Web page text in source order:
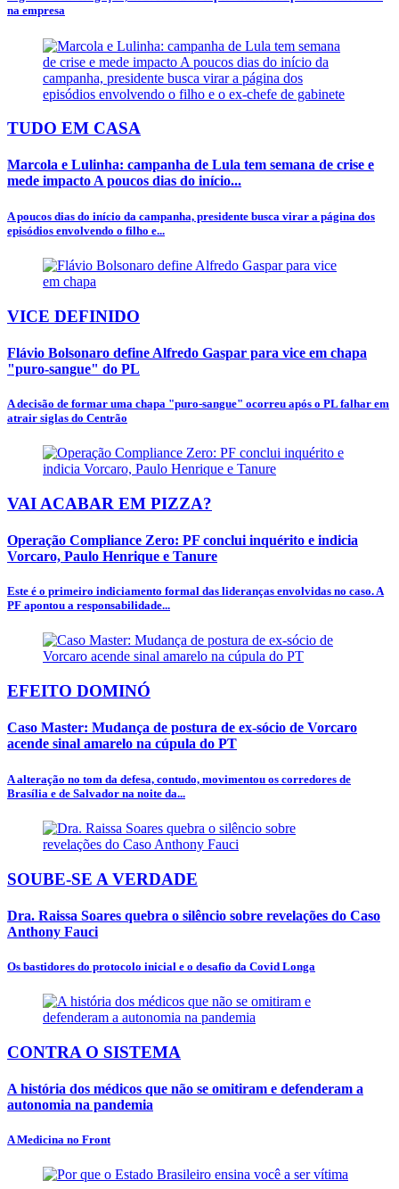
na empresa
TUDO EM CASA
Marcola e Lulinha: campanha de Lula tem semana de crise e
mede impacto A poucos dias do início...
A poucos dias do início da campanha, presidente busca virar a página dos
episódios envolvendo o filho e...
VICE DEFINIDO
Flávio Bolsonaro define Alfredo Gaspar para vice em chapa
"puro-sangue" do PL
A decisão de formar uma chapa "puro-sangue" ocorreu após o PL falhar em
atrair siglas do Centrão
VAI ACABAR EM PIZZA?
Operação Compliance Zero: PF conclui inquérito e indicia
Vorcaro, Paulo Henrique e Tanure
Este é o primeiro indiciamento formal das lideranças envolvidas no caso. A
PF apontou a responsabilidade...
EFEITO DOMINÓ
Caso Master: Mudança de postura de ex-sócio de Vorcaro
acende sinal amarelo na cúpula do PT
A alteração no tom da defesa, contudo, movimentou os corredores de
Brasília e de Salvador na noite da...
SOUBE-SE A VERDADE
Dra. Raissa Soares quebra o silêncio sobre revelações do Caso
Anthony Fauci
Os bastidores do protocolo inicial e o desafio da Covid Longa
CONTRA O SISTEMA
A história dos médicos que não se omitiram e defenderam a
autonomia na pandemia
A Medicina no Front